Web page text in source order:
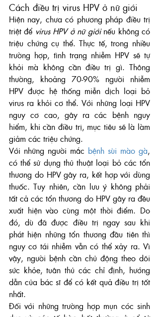
Cách điều trị virus HPV ở nữ giới
Hiện nay, chưa có phương pháp điều trị
triệt để virus HPV ở nữ giới nếu không có
triệu chứng cụ thể. Thực tế, trong nhiều
trường hợp, tình trạng nhiễm HPV sẽ tự
khỏi mà không cần điều trị gì. Thông
thường, khoảng 70-90% người nhiễm
HPV được hệ thống miễn dịch loại bỏ
virus ra khỏi cơ thể. Với những loại HPV
nguy cơ cao, gây ra các bệnh nguy
hiểm, khi cần điều trị, mục tiêu sẽ là làm
giảm các triệu chứng.
Với những người mắc bệnh sùi mào gà,
có thể sử dụng thủ thuật loại bỏ các tổn
thương do HPV gây ra, kết hợp với dùng
thuốc. Tuy nhiên, cần lưu ý không phải
tất cả các tổn thương do HPV gây ra đều
xuất hiện vào cùng một thời điểm. Do
đó, dù đã được điều trị ngay sau khi
phát hiện những tổn thương đầu tiên thì
nguy cơ tái nhiễm vẫn có thể xảy ra. Vì
vậy, người bệnh cần chủ động theo dõi
sức khỏe, tuân thủ các chỉ định, hướng
dẫn của bác sĩ để có kết quả điều trị tốt
nhất.
Đối với những trường hợp mụn cóc sinh